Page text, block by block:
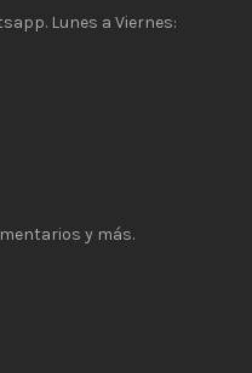
Lunes a Viernes:
y más.